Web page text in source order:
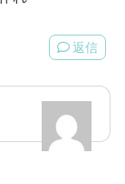
返信